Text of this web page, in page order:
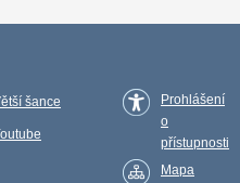
šance
Prohlášení
o
přístupnosti
Mapa